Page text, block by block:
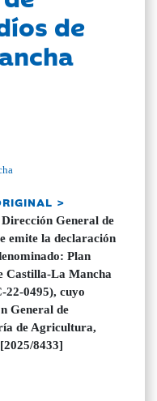
de
>
General de
emite la declaración
Plan
Castilla-La Mancha
22-0495), cuyo
General de
de Agricultura,
8433]